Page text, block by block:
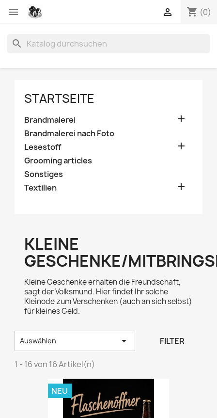
 shopping_cart (0)

search
STARTSEITE
Brandmalerei 
Brandmalerei nach Foto
Lesestoff

Grooming articles
Sonstiges
Textilien

KLEINE
GESCHENKE/
Kleine Geschenke erhalten die Freundschaft,
sagt der Volksmund. Hier findet Ihr solche
Kleinode zum Verschenken (auch an sich selbst)
für kleines Geld.
Auswählen  FILTER
1 - 16 von 16 Artikel(n)
NEU